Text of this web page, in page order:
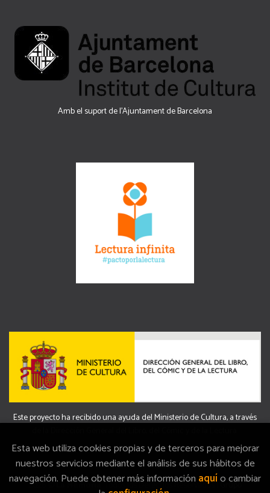
Amb el suport de l’Ajuntament de Barcelona
Este proyecto ha recibido una ayuda del Ministerio de Cultura, a través
2026 ©La Memòria. Todos los Derechos Reservados | Grupo
Esta web utiliza cookies propias y de terceros para mejorar
nuestros servicios mediante el análisis de sus hábitos de
navegación. Puede obtener más información aquío cambiar